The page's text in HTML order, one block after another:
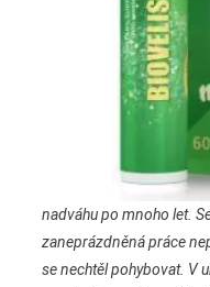
nadváhu po mnoho let.
zaneprázdněná práce
se nechtěl pohybovat. V